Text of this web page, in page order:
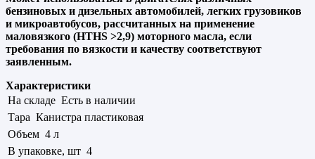
бензиновых и дизельных автомобилей, легких грузовиков
и микроавтобусов, рассчитанных на применение
маловязкого (HTHS >2,9) моторного масла, если
требования по вязкости и качеству соответствуют
заявленным.
Характеристики
На складе Есть в наличии
Тара Канистра пластиковая
Объем 4 л
В упаковке, шт 4